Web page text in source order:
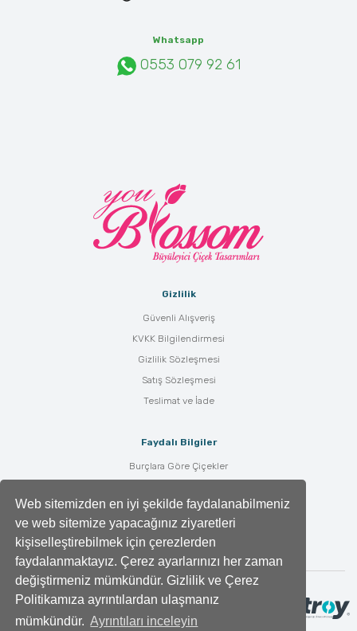
Web sitemizden en iyi şekilde faydalanabilmeniz
ve web sitemize yapacağınız ziyaretleri
kişiselleştirebilmek için çerezlerden
faydalanmaktayız. Çerez ayarlarınızı her zaman
değiştirmeniz mümkündür. Gizlilik ve Çerez
Politikamıza ayrıntılardan ulaşmanız
mümkündür. Ayrıntıları inceleyin
Whatsapp
0553 079 92 61
Gizlilik
Güvenli Alışveriş
KVKK Bilgilendirmesi
Gizlilik Sözleşmesi
Satış Sözleşmesi
Teslimat ve İade
Faydalı Bilgiler
Burçlara Göre Çiçekler
Çiçek Anlamları
Tüm Blog Yazıları